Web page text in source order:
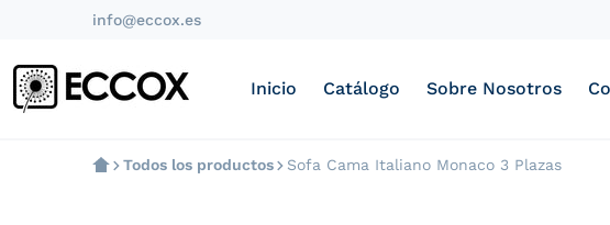
info@eccox.es
Inicio Catálogo Sobre Nosotros
Todos los productos Sofa Cama Italiano Monaco 3 Plazas